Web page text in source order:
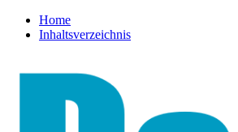
Home
Inhaltsverzeichnis